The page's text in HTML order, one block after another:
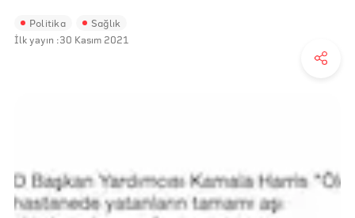
Politika Sağlık
İlk yayın :30 Kasım 2021